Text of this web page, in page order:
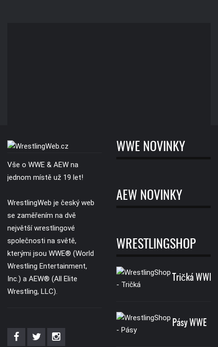
Vše o WWE & AEW na
jednom místě už 19 let!
WrestlingWeb je český web
se zaměřením na dvě
největší wrestlingové
společnosti na světě,
kterými jsou WWE® (World
Wrestling Entertainment,
Inc.) a AEW® (All Elite
Wrestling, LLC).
WWE NOVINKY
AEW NOVINKY
WRESTLINGSHOP
Tričká WWE
Pásy WWE